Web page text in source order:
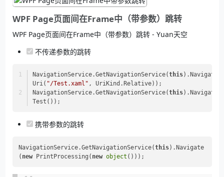
WPF Page页面间在Frame中（带参数）跳转
WPF Page页面间在Frame中（带参数）跳转 - Yuan天空
不传递参数的跳转
NavigationService.GetNavigationService(this).Navigate(
Uri( "/Test.xaml" , UriKind.Relative));
NavigationService.GetNavigationService(this).Navigate(
Test());
携带参数的跳转
NavigationService.GetNavigationService(this).Navigate
( new PrintProcessing( new object